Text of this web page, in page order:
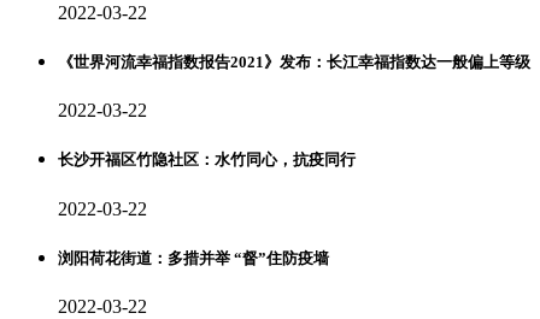
2022-03-22
《世界河流幸福指数报告2021》发布：长江幸福指数达一般偏上等级
2022-03-22
长沙开福区竹隐社区：水竹同心，抗疫同行
2022-03-22
浏阳荷花街道：多措并举 “督”住防疫墙
2022-03-22